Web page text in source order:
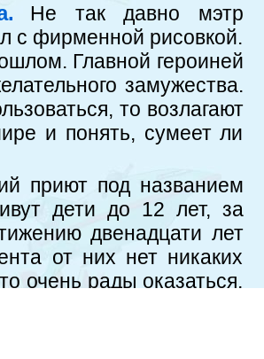
Не так давно мэтр
с фирменной рисовкой.
Главной героиней
замужества.
то возлагают
и понять, сумеет ли
приют под названием
дети до 12 лет, за
двенадцати лет
от них нет никаких
очень рады оказаться,